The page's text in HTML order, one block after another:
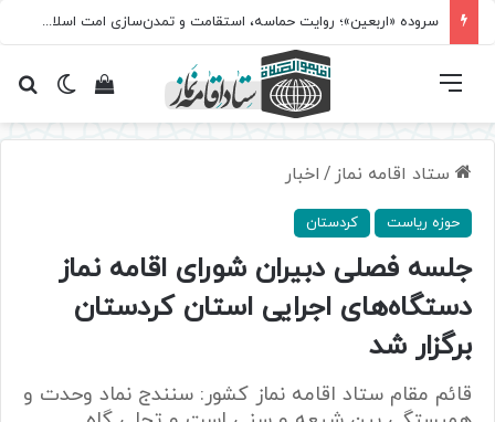
سروده‌ «اربعین»؛ روایت حماسه، استقامت و تمدن‌سازی امت اسلامی
تغییرمشاهده فهرست
ستاد اقامه نماز / اخبار
حوزه ریاست کردستان
جلسه فصلی دبیران شورای اقامه نماز
دستگاه‌های اجرایی استان کردستان
برگزار شد
قائم مقام ستاد اقامه نماز کشور: سنندج نماد وحدت و